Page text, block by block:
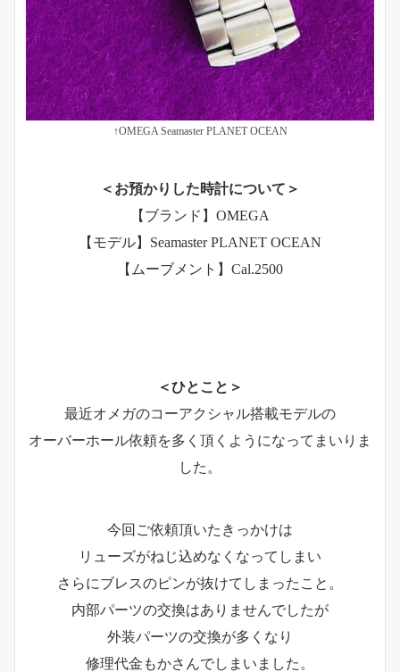
↑OMEGA Seamaster PLANET OCEAN
＜お預かりした時計について＞
【ブランド】OMEGA
【モデル】Seamaster PLANET OCEAN
【ムーブメント】Cal.2500
＜ひとこと＞
最近オメガのコーアクシャル搭載モデルの
オーバーホール依頼を多く頂くようになってまいりま
した。
今回ご依頼頂いたきっかけは
リューズがねじ込めなくなってしまい
さらにブレスのピンが抜けてしまったこと。
内部パーツの交換はありませんでしたが
外装パーツの交換が多くなり
修理代金もかさんでしまいました。